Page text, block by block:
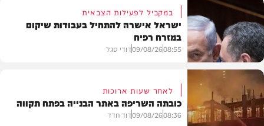
חרדים
חדשות
במקביל לפעילות הצבאית
ישראל אישרה להתחיל בעבודות שיקום
במזרח רפיח
08:55
09/08/26דודי סגל
לאחר שעות ארוכות
כובתה השריפה באתר הבנייה בפתח תקווה
08:36
09/08/26דוד חדד